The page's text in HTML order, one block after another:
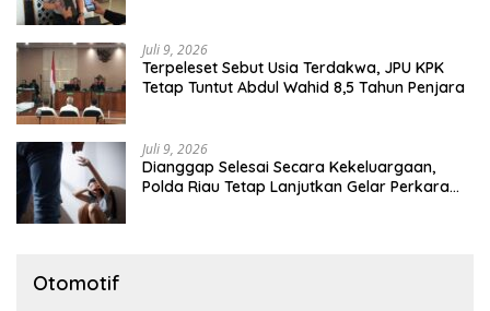
Juli 9, 2026
Terpeleset Sebut Usia Terdakwa, JPU KPK
Tetap Tuntut Abdul Wahid 8,5 Tahun Penjara
Juli 9, 2026
Dianggap Selesai Secara Kekeluargaan,
Polda Riau Tetap Lanjutkan Gelar Perkara
Otomotif